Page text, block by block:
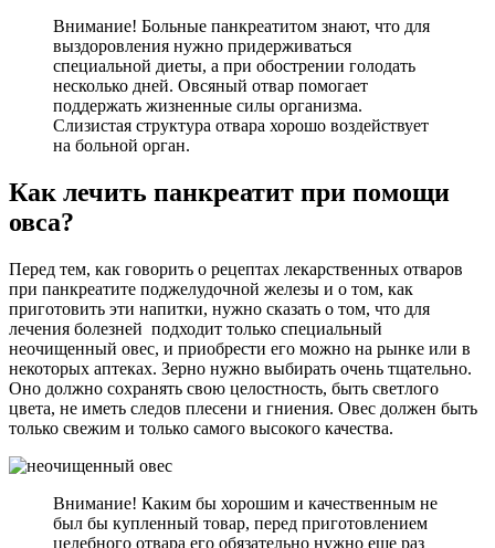
Внимание! Больные панкреатитом знают, что для
выздоровления нужно придерживаться
специальной диеты, а при обострении голодать
несколько дней. Овсяный отвар помогает
поддержать жизненные силы организма.
Слизистая структура отвара хорошо воздействует
на больной орган.
Как лечить панкреатит при помощи
овса?
Перед тем, как говорить о рецептах лекарственных отваров
при панкреатите поджелудочной железы и о том, как
приготовить эти напитки, нужно сказать о том, что для
лечения болезней подходит только специальный
неочищенный овес, и приобрести его можно на рынке или в
некоторых аптеках. Зерно нужно выбирать очень тщательно.
Оно должно сохранять свою целостность, быть светлого
цвета, не иметь следов плесени и гниения. Овес должен быть
только свежим и только самого высокого качества.
Внимание! Каким бы хорошим и качественным не
был бы купленный товар, перед приготовлением
целебного отвара его обязательно нужно еще раз